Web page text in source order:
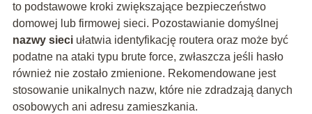
to podstawowe kroki zwiększające bezpieczeństwo
domowej lub firmowej sieci. Pozostawianie domyślnej
nazwy sieciułatwia identyfikację routera oraz może być
podatne na ataki typu brute force, zwłaszcza jeśli hasło
również nie zostało zmienione. Rekomendowane jest
stosowanie unikalnych nazw, które nie zdradzają danych
osobowych ani adresu zamieszkania.